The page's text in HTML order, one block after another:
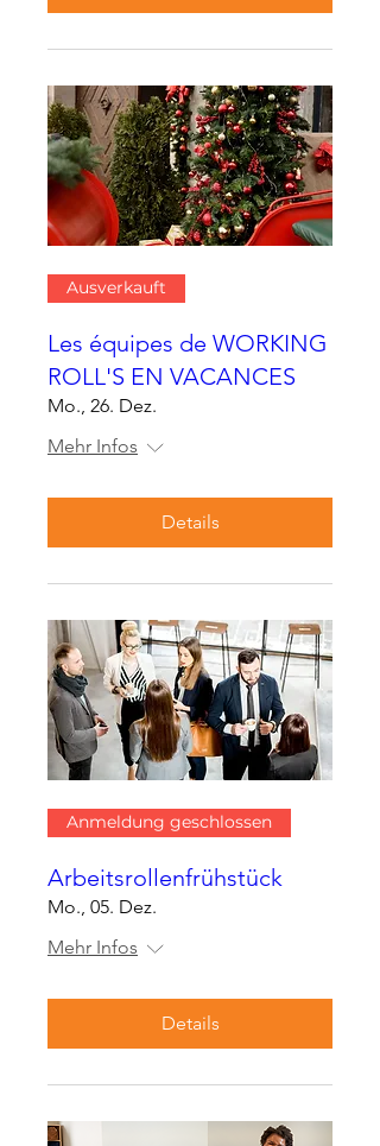
Ausverkauft
Les équipes de WORKING
ROLL'S EN VACANCES
Mo., 26. Dez.
Mehr Infos
Details
Anmeldung geschlossen
Arbeitsrollenfrühstück
Mo., 05. Dez.
Mehr Infos
Details